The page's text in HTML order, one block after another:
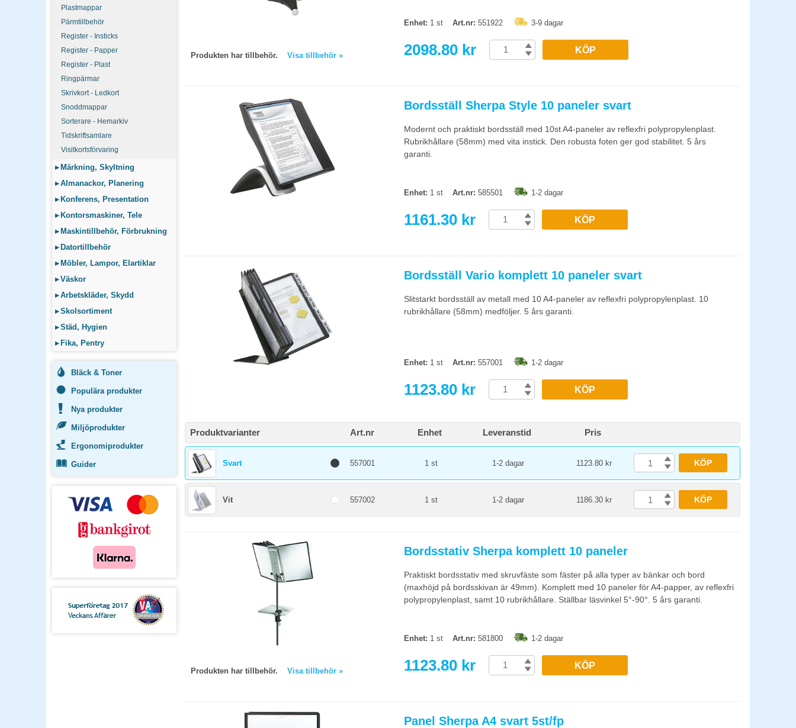
Plastmappar
Pärmtillbehör
Register - Insticks
Register - Papper
Register - Plast
Ringpärmar
Skrivkort - Ledkort
Snoddmappar
Sorterare - Hemarkiv
Tidskriftsamlare
Visitkortsförvaring
▸ Märkning, Skyltning
▸Almanackor, Planering
▸ Konferens, Presentation
▸ Kontorsmaskiner, Tele
▸ Maskintillbehör, Förbrukning
▸ Datortillbehör
▸ Möbler, Lampor, Elartiklar
▸Väskor
▸Arbetskläder, Skydd
▸Skolsortiment
▸Städ, Hygien
▸ Fika, Pentry
Bläck & Toner
Populära produkter
Nya produkter
Miljöprodukter
Ergonomiprodukter
Guider
Produkten har tillbehör. Visa tillbehör »
Enhet: 1 st Art.nr: 551922 3-9 dagar
2098.80 kr KÖP
Bordsställ Sherpa Style 10 paneler svart
Modernt och praktiskt bordsställ med 10st A4-paneler av reflexfri polypropylenplast.
Rubrikhållare (58mm) med vita instick. Den robusta foten ger god stabilitet. 5 års
garanti.
Enhet: 1 st Art.nr: 585501 1-2 dagar
1161.30 kr KÖP
Bordsställ Vario komplett 10 paneler svart
Slitstarkt bordsställ av metall med 10 A4-paneler av reflexfri polypropylenplast. 10
rubrikhållare (58mm) medföljer. 5 års garanti.
Enhet: 1 st Art.nr: 557001 1-2 dagar
1123.80 kr KÖP
Produktvarianter Art.nr Enhet Leveranstid Pris
Svart 557001 1 st 1-2 dagar 1123.80 kr KÖP
Vit 557002 1 st 1-2 dagar 1186.30 kr KÖP
Produkten har tillbehör. Visa tillbehör »
Bordsstativ Sherpa komplett 10 paneler
Praktiskt bordsstativ med skruvfäste som fäster på alla typer av bänkar och bord
(maxhöjd på bordsskivan är 49mm). Komplett med 10 paneler för A4-papper, av reflexfri
polypropylenplast, samt 10 rubrikhållare. Ställbar läsvinkel 5°-90°. 5 års garanti.
Enhet: 1 st Art.nr: 581800 1-2 dagar
1123.80 kr KÖP
Panel Sherpa A4 svart 5st/fp